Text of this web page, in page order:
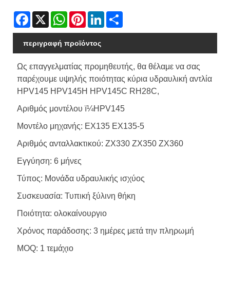
Facebook
X WhatsAppPinterestLinkedIn
περιγραφή προϊόντος
Ως επαγγελματίας προμηθευτής, θα θέλαμε να σας
παρέχουμε υψηλής ποιότητας κύρια υδραυλική αντλία
HPV145 HPV145H HPV145C RH28C,
Αριθμός μοντέλου ï¼HPV145
Μοντέλο μηχανής: EX135 EX135-5
Αριθμός ανταλλακτικού: ZX330 ZX350 ZX360
Εγγύηση: 6 μήνες
Τύπος: Μονάδα υδραυλικής ισχύος
Συσκευασία: Τυπική ξύλινη θήκη
Ποιότητα: ολοκαίνουργιο
Χρόνος παράδοσης: 3 ημέρες μετά την πληρωμή
MOQ: 1 τεμάχιο